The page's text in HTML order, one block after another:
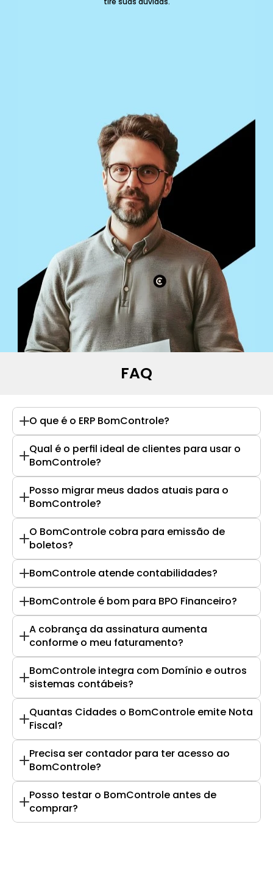
FAQ
O que é o ERP BomControle?
Qual é o perfil ideal de clientes para usar o
BomControle?
Posso migrar meus dados atuais para o
BomControle?
O BomControle cobra para emissão de
boletos?
BomControle atende contabilidades?
BomControle é bom para BPO Financeiro?
A cobrança da assinatura aumenta
conforme o meu faturamento?
BomControle integra com Domínio e outros
sistemas contábeis?
Quantas Cidades o BomControle emite Nota
Fiscal?
Precisa ser contador para ter acesso ao
BomControle?
Posso testar o BomControle antes de
comprar?